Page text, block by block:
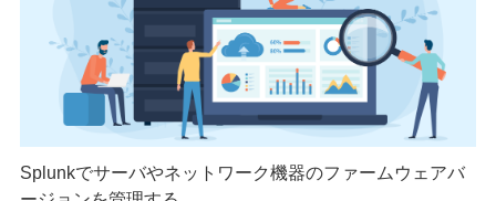
Splunkでサーバやネットワーク機器のファームウェアバ